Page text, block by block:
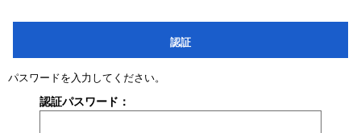
認証
パスワードを入力してください。
認証パスワード：